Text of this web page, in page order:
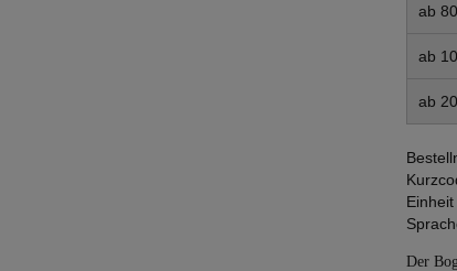
ab 80
ab
ab
Der